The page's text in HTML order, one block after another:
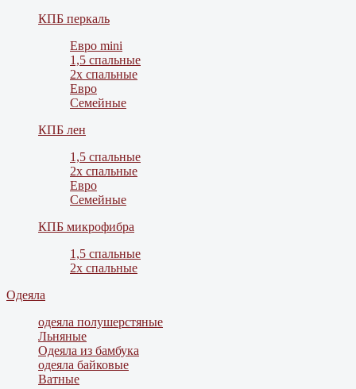
КПБ перкаль
Евро mini
1,5 спальные
2х спальные
Евро
Семейные
КПБ лен
1,5 спальные
2х спальные
Евро
Семейные
КПБ микрофибра
1,5 спальные
2х спальные
Одеяла
одеяла полушерстяные
Льняные
Одеяла из бамбука
одеяла байковые
Ватные